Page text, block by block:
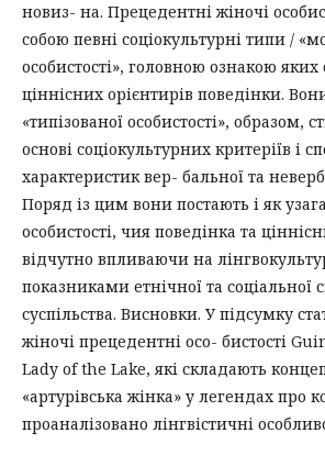
новиз- на. Прецедентні жіночі
собою певні соціокультурні типи /
особистості», головною ознакою
ціннісних орієнтирів поведінки.
«типізованої особистості», образом,
основі соціокультурних критеріїв і
характеристик вер- бальної та
Поряд із цим вони постають і як
особистості, чия поведінка та
відчутно впливаючи на
показниками етнічної та соціальної
суспільства. Висновки. У підсумку
жіночі прецедентні осо- бистості
Lady of the Lake, які складають
«артурівська жінка» у легендах про
проаналізовано лінгвістичні